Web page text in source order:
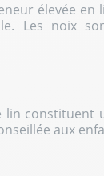
élevée en
Les noix
lin constituent
aux